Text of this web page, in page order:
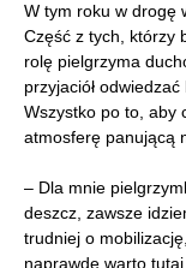
W tym roku w drogę
Część z tych, którzy
rolę pielgrzyma
przyjaciół
Wszystko po to, aby
atmosferę panującą
– Dla mnie
deszcz, zawsze
trudniej o
naprawdę warto